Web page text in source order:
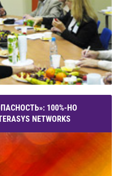
100%-НО
NETWORKS